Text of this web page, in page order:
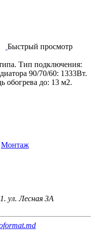
Быстрый просмотр
Тип подключения:
90/70/60: 1333Вт.
обогрева до: 13 м2.
Монтаж
ул. Лесная 3А